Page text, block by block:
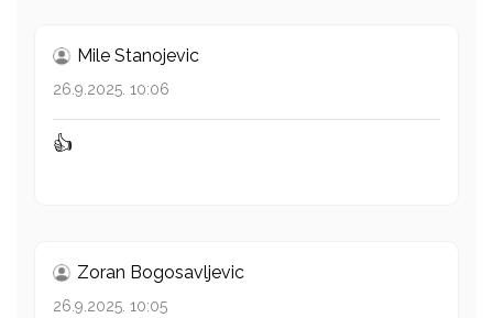
Mile Stanojevic
26.9.2025. 10:06
👍
Zoran Bogosavljevic
26.9.2025. 10:05